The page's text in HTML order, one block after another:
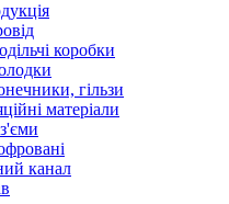
коробки
гільзи
матеріали
канал